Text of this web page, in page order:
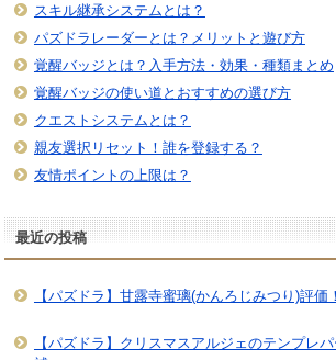
スキル継承システムとは？
パズドラレーダーとは？メリットと遊び方
覚醒バッジとは？入手方法・効果・種類まとめ
覚醒バッジの使い道とおすすめの選び方
クエストシステムとは？
親友選択リセット！誰を登録する？
友情ポイントの上限は？
最近の投稿
【パズドラ】甘露寺蜜璃(かんろじみつり)評価
【パズドラ】クリスマスアルジェのテンプレ